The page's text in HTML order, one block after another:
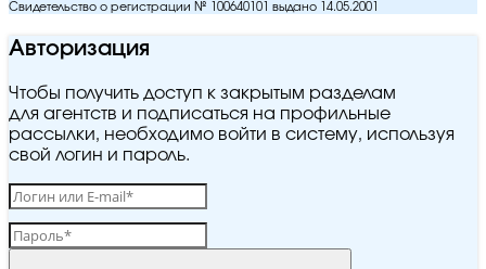
Свидетельство о регистрации № 100640101 выдано 14.05.2001
Авторизация
Чтобы получить доступ к закрытым разделам
для агентств и подписаться на профильные
рассылки, необходимо войти в систему, используя
свой логин и пароль.